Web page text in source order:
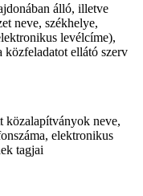
álló, illetve
neve, székhelye,
levélcíme),
közfeladatot ellátó szerv
közalapítványok neve,
elektronikus
tagjai